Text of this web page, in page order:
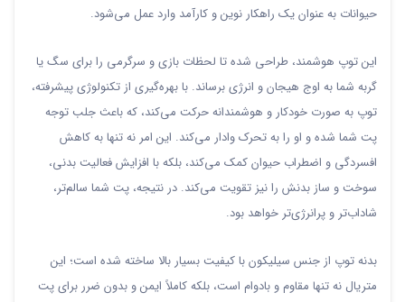
حیوانات به عنوان یک راهکار نوین و کارآمد وارد عمل می‌شود.
این توپ هوشمند، طراحی شده تا لحظات بازی و سرگرمی را برای سگ یا
گربه شما به اوج هیجان و انرژی برساند. با بهره‌گیری از تکنولوژی پیشرفته،
توپ به صورت خودکار و هوشمندانه حرکت می‌کند، که باعث جلب توجه
پت شما شده و او را به تحرک وادار می‌کند. این امر نه تنها به کاهش
افسردگی و اضطراب حیوان کمک می‌کند، بلکه با افزایش فعالیت بدنی،
سوخت و ساز بدنش را نیز تقویت می‌کند. در نتیجه، پت شما سالم‌تر،
شاداب‌تر و پرانرژی‌تر خواهد بود.
بدنه توپ از جنس سیلیکون با کیفیت بسیار بالا ساخته شده است؛ این
متریال نه تنها مقاوم و بادوام است، بلکه کاملاً ایمن و بدون ضرر برای پت